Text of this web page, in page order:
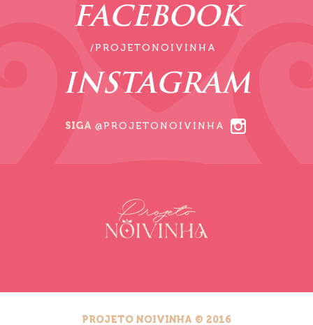
FACEBOOK
/PROJETONOIVINHA
INSTAGRAM
SIGA @PROJETONOIVINHA
PROJETO NOIVINHA © 2016